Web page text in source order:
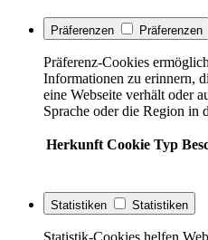
Präferenzen Präferenzen
Präferenz-Cookies
Informationen zu erinnern,
eine Webseite verhält oder
Sprache oder die Region in
Herkunft Cookie Typ
Statistiken Statistiken
Statistik-Cookies helfen